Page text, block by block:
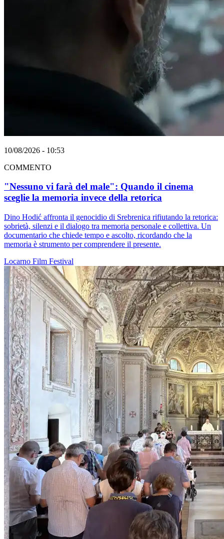
10/08/2026 - 10:53
COMMENTO
"Nessuno vi farà del male": Quando il cinema
sceglie la memoria invece della retorica
Dino Hodić affronta il genocidio di Srebrenica rifiutando la retorica:
sobrietà, silenzi e il dialogo tra memoria personale e collettiva. Un
documentario che chiede tempo e ascolto, ricordando che la
memoria è strumento per comprendere il presente.
Locarno Film Festival